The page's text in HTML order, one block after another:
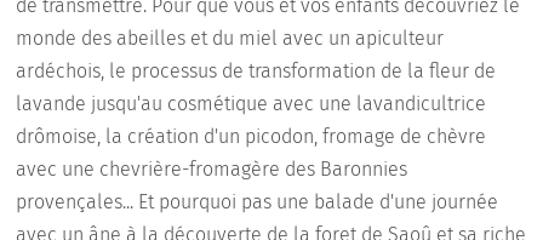
de transmettre. Pour que vous et vos enfants découvriez le
monde des abeilles et du miel avec un apiculteur
ardéchois, le processus de transformation de la fleur de
lavande jusqu'au cosmétique avec une lavandicultrice
drômoise, la création d'un picodon, fromage de chèvre
avec une chevrière-fromagère des Baronnies
provençales... Et pourquoi pas une balade d'une journée
avec un âne à la découverte de la foret de Saoû et sa riche